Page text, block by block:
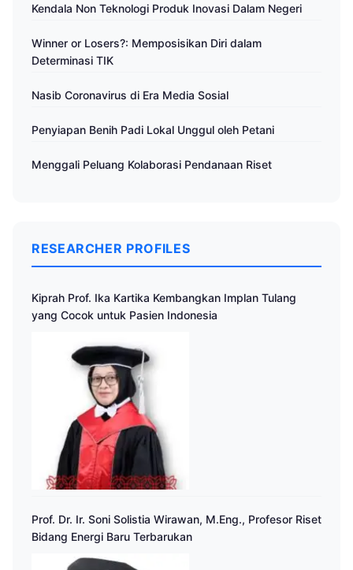
Kendala Non Teknologi Produk Inovasi Dalam Negeri
Winner or Losers?: Memposisikan Diri dalam
Determinasi TIK
Nasib Coronavirus di Era Media Sosial
Penyiapan Benih Padi Lokal Unggul oleh Petani
Menggali Peluang Kolaborasi Pendanaan Riset
RESEARCHER PROFILES
Kiprah Prof. Ika Kartika Kembangkan Implan Tulang
yang Cocok untuk Pasien Indonesia
Prof. Dr. Ir. Soni Solistia Wirawan, M.Eng., Profesor Riset
Bidang Energi Baru Terbarukan